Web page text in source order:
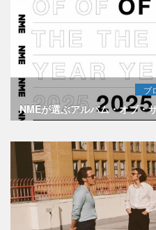
ブ
NMEが選ぶアルバム・オブ・